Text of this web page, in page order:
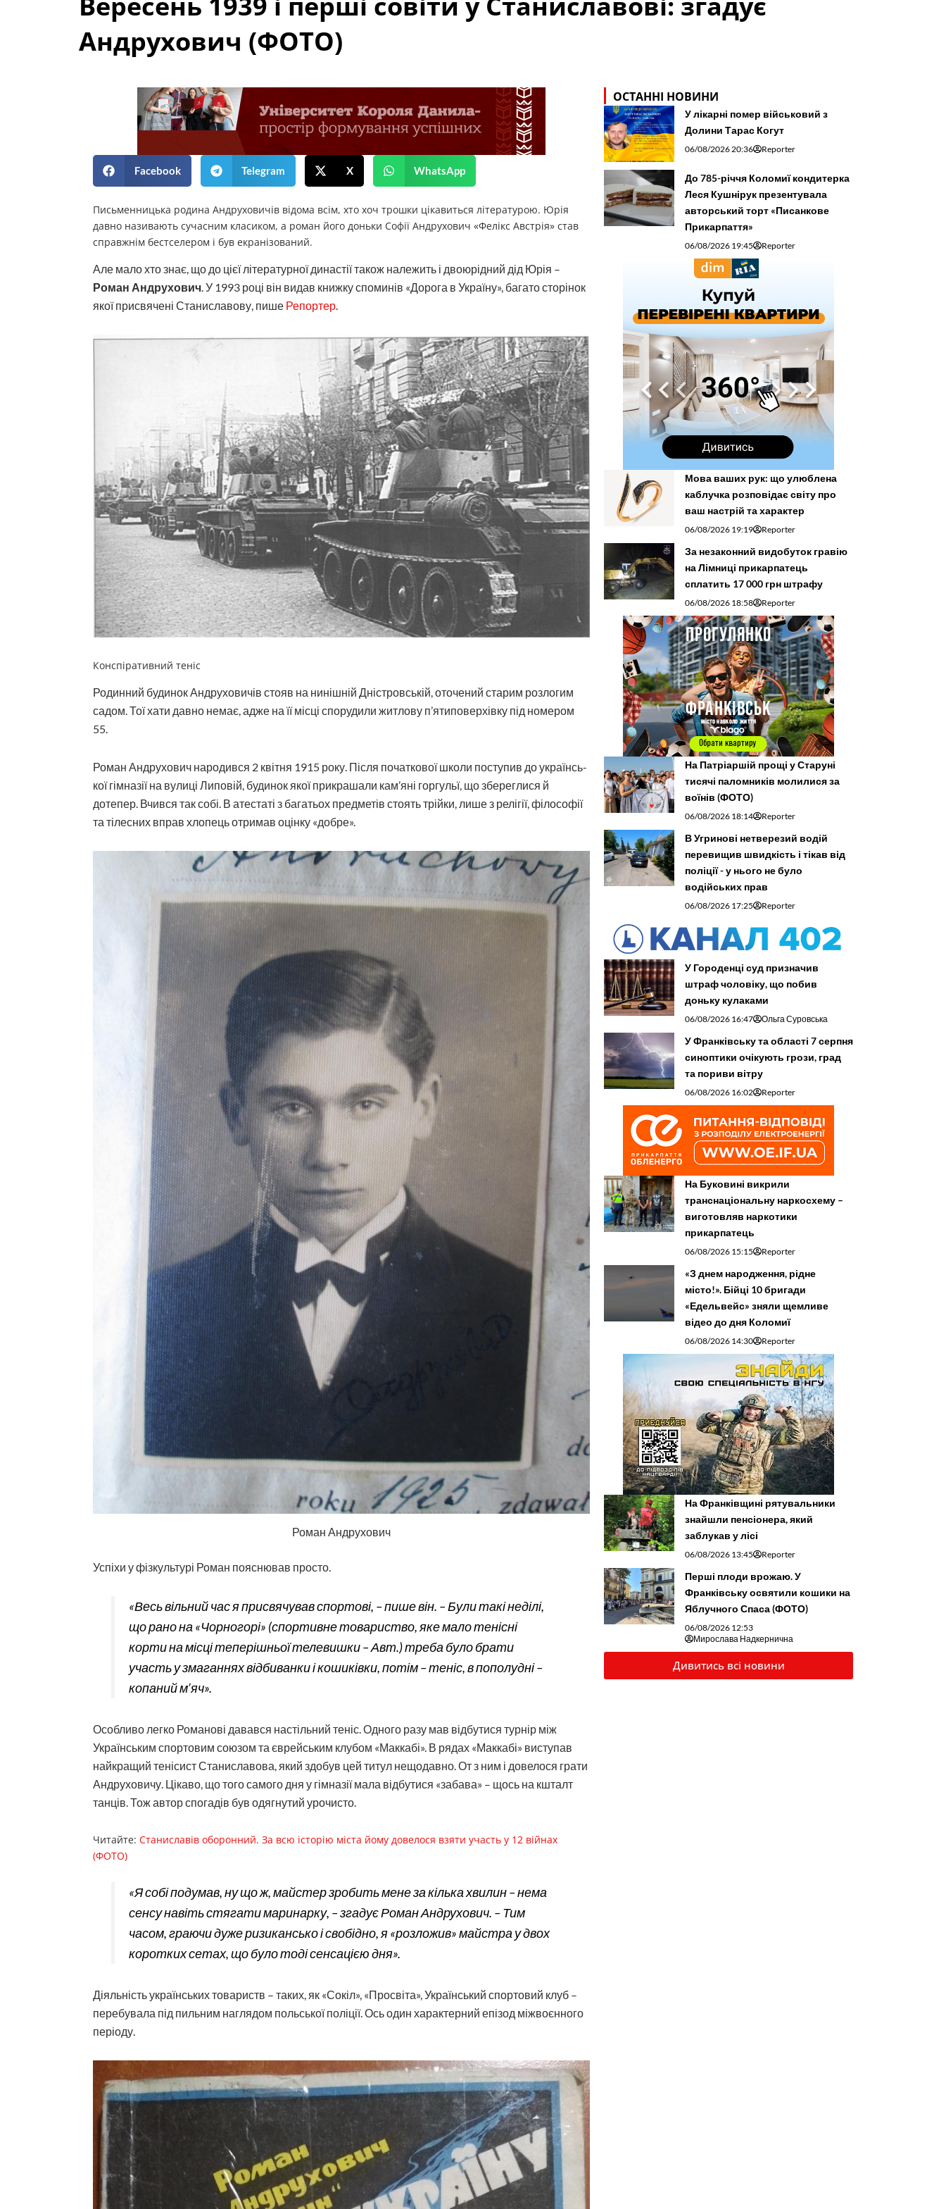
Андрухович (ФОТО)
Facebook Telegram X WhatsApp
Письменницька родина Андруховичів відома всім, хто хоч трошки цікавиться літературою. Юрія
давно називають сучасним класиком, а роман його доньки Софії Андрухович «Фелікс Австрія» став
справжнім бестселером і був екранізований.
Але мало хто знає, що до цієї літературної династії також належить і двоюрідний дід Юрія –
Роман Андрухович . У 1993 році він видав книжку споминів «Дорога в Україну», багато сторінок
якої присвячені Станиславову, пише Репортер
Конспіративний теніс
Родинний будинок Андруховичів стояв на нинішній Дністровсь­кій, оточений старим розлогим
садом. Тої хати давно немає, адже на її місці спорудили житлову п’ятиповерхівку під номером
55.
Роман Андрухович народився 2 квітня 1915 року. Після початкової школи поступив до українсь­
кої гімназії на вулиці Липовій, будинок якої прикрашали кам’яні горгульї, що збереглися й
дотепер. Вчився так собі. В атестаті з багатьох предметів стоять трійки, лише з релігії, філософії
та тілесних вправ хлопець отримав оцінку «добре».
Роман Андрухович
Успіхи у фізкультурі Роман пояснював просто.
«Весь вільний час я присвячував спортові, – пише він. – Були такі неділі,
що рано на «Чорногорі» (спортивне товариство, яке мало тенісні
корти на місці теперішньої телевишки – Авт.) треба було брати
участь у змаганнях відбиванки і кошиківки, потім – теніс, в пополудні –
копаний м’яч».
Особливо легко Романові давався настільний теніс. Одного разу мав відбутися турнір між
Українським спортовим союзом та єврейським клубом «Маккабі». В рядах «Маккабі» виступав
найкращий тенісист Станиславова, який здобув цей титул нещодавно. От з ним і довелося грати
Андруховичу. Цікаво, що того самого дня у гімназії мала відбутися «забава» – щось на кшталт
танців. Тож автор спогадів був одягнутий урочисто.
Читайте: Станиславів оборонний. За всю історію міста йому довелося взяти участь у 12 війнах
(ФОТО)
«Я собі подумав, ну що ж, майстер зробить мене за кілька хвилин – нема
сенсу навіть стягати маринарку, – згадує Роман Андрухович. – Тим
часом, граючи дуже ризикансько і свобідно, я «розложив» майстра у двох
коротких сетах, що було тоді сенсацією дня».
Діяльність українських товариств – таких, як «Сокіл», «Просвіта», Український спортовий клуб –
перебувала під пильним наглядом польської поліції. Ось один характерний епізод міжвоєнного
періоду.
ОСТАННІ НОВИНИ
У лікарні помер військовий з
Долини Тарас Когут
06/08/2026 20:36 Reporter
До 785-річчя Коломиї кондитерка
Леся Кушнірук презентувала
авторський торт «Писанкове
Прикарпаття»
06/08/2026 19:45 Reporter
Мова ваших рук: що улюблена
каблучка розповідає світу про
ваш настрій та характер
06/08/2026 19:19 Reporter
За незаконний видобуток гравію
на Лімниці прикарпатець
сплатить 17 000 грн штрафу
06/08/2026 18:58 Reporter
На Патріаршій прощі у Старуні
тисячі паломників молилися за
воїнів (ФОТО)
06/08/2026 18:14 Reporter
В Угринові нетверезий водій
перевищив швидкість і тікав від
поліції - у нього не було
водійських прав
06/08/2026 17:25 Reporter
У Городенці суд призначив
штраф чоловіку, що побив
доньку кулаками
06/08/2026 16:47 Ольга Суровська
У Франківську та області 7 серпня
синоптики очікують грози, град
та пориви вітру
06/08/2026 16:02 Reporter
На Буковині викрили
транснаціональну наркосхему –
виготовляв наркотики
прикарпатець
06/08/2026 15:15 Reporter
«З днем народження, рідне
місто!». Бійці 10 бригади
«Едельвейс» зняли щемливе
відео до дня Коломиї
06/08/2026 14:30 Reporter
На Франківщині рятувальники
знайшли пенсіонера, який
заблукав у лісі
06/08/2026 13:45 Reporter
Перші плоди врожаю. У
Франківську освятили кошики на
Яблучного Спаса (ФОТО)
06/08/2026 12:53
Мирослава Надкернична
Дивитись всі новини